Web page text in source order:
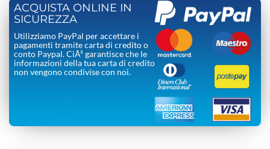
ACQUISTA ONLINE IN
SICUREZZA
Utilizziamo PayPal per accettare i
pagamenti tramite carta di credito o
conto Paypal. CiÃ² garantisce che le
informazioni della tua carta di credito
non vengono condivise con noi.